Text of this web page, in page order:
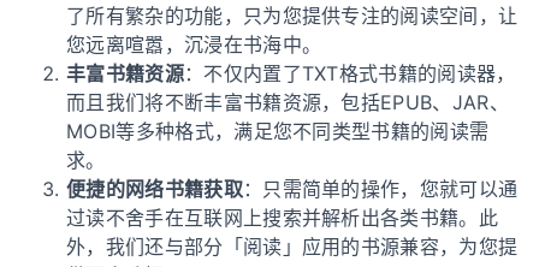
了所有繁杂的功能，只为您提供专注的阅读空间，让
您远离喧嚣，沉浸在书海中。
丰富书籍资源：不仅内置了TXT格式书籍的阅读器，
而且我们将不断丰富书籍资源，包括EPUB、JAR、
MOBI等多种格式，满足您不同类型书籍的阅读需
求。
便捷的网络书籍获取：只需简单的操作，您就可以通
过读不舍手在互联网上搜索并解析出各类书籍。此
外，我们还与部分「阅读」应用的书源兼容，为您提